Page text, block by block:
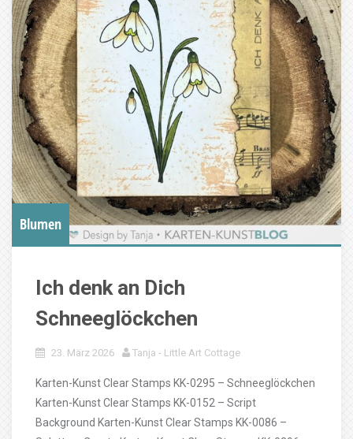
Blumen
Ich denk an Dich
Schneeglöckchen
23. März 2026 Tanja - Little Art Cottage
Karten-Kunst Clear Stamps KK-0295 – Schneeglöckchen
Karten-Kunst Clear Stamps KK-0152 – Script
Background Karten-Kunst Clear Stamps KK-0086 –